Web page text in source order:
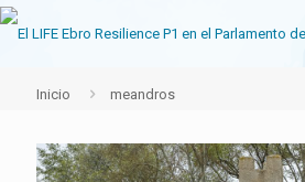
Inicio meandros